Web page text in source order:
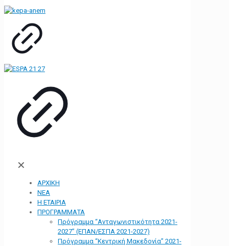
✕
ΑΡΧΙΚΗ
ΝΕΑ
Η ΕΤΑΙΡΙΑ
ΠΡΟΓΡΑΜΜΑΤΑ
Πρόγραμμα “Ανταγωνιστικότητα 2021-
2027” (ΕΠΑΝ/ΕΣΠΑ 2021-2027)
Πρόγραμμα “Κεντρική Μακεδονία” 2021-